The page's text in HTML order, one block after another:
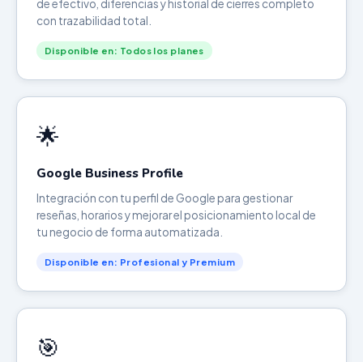
de efectivo, diferencias y historial de cierres completo
con trazabilidad total.
Disponible en: Todos los planes
🌟
Google Business Profile
Integración con tu perfil de Google para gestionar
reseñas, horarios y mejorar el posicionamiento local de
tu negocio de forma automatizada.
Disponible en: Profesional y Premium
🎯